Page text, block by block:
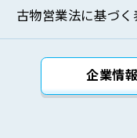
上記の利用目的を
目的が変更前の利
合理的に認めら
その内容をご本人
的記録を含みま
ウェブサイト等に
古物営業法に基づく
企業情報